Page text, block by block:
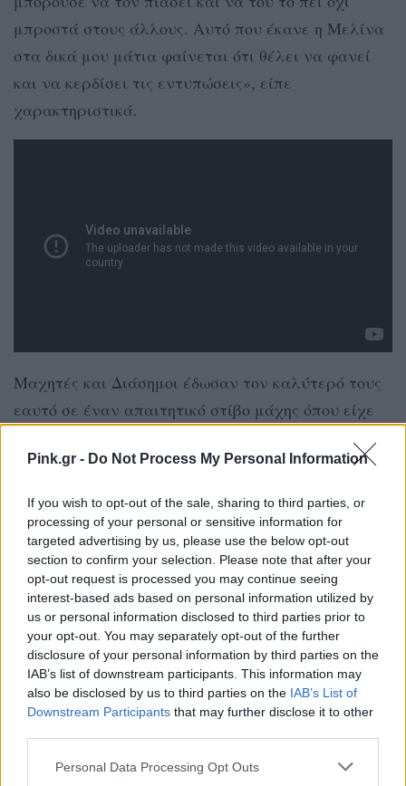
Pink.gr - Do Not Process My Personal Information
If you wish to opt-out of the sale, sharing to third parties, or
processing of your personal or sensitive information for
targeted advertising by us, please use the below opt-out
section to confirm your selection. Please note that after your
opt-out request is processed you may continue seeing
interest-based ads based on personal information utilized by
us or personal information disclosed to third parties prior to
your opt-out. You may separately opt-out of the further
disclosure of your personal information by third parties on the
IAB’s list of downstream participants. This information may
also be disclosed by us to third parties on the IAB’s List of
Downstream Participants that may further disclose it to other
Personal Data Processing Opt Outs
μπροστά στους άλλους. Αυτό που έκανε η Μελίνα
στα δικά μου μάτια φαίνεται ότι θέλει να φανεί
και να κερδίσει τις εντυπώσεις», είπε
χαρακτηριστικά.
Μαχητές και Διάσημοι έδωσαν τον καλύτερό τους
εαυτό σε έναν απαιτητικό στίβο μάχης όπου είχε
Διάσημοι με 10-3 κάτι που σίγουρα τους
χαροποίησε ιδιαίτερα ύστερα από τόσες ήττες.